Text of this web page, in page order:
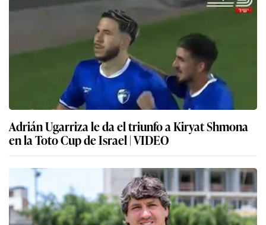
Adrián Ugarriza le da el triunfo a Kiryat Shmona
en la Toto Cup de Israel | VIDEO